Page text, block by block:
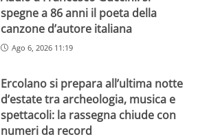
spegne a 86 anni il poeta della
canzone d’autore italiana
Ago 6, 2026 11:19
Ercolano si prepara all’ultima notte
d’estate tra archeologia, musica e
spettacoli: la rassegna chiude con
numeri da record